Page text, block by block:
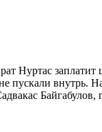
Нуртас
пускали внутрь.